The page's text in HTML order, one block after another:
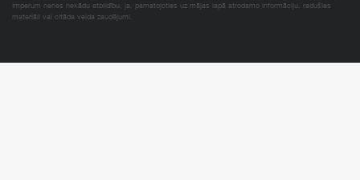
Imperum nenes nekādu atbildību, ja, pamatojoties uz mājas lapā atrodamo informāciju, radušies
materiāli vai citāda veida zaudējumi.